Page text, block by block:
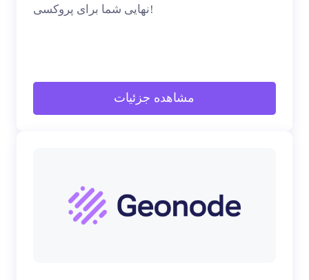
نهایی شما برای پروکسی!
مشاهده جزئیات